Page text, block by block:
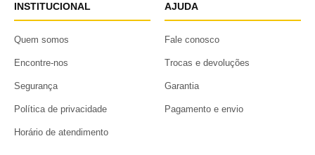
INSTITUCIONAL
Quem somos
Encontre-nos
Segurança
Política de privacidade
Horário de atendimento
AJUDA
Fale conosco
Trocas e devoluções
Garantia
Pagamento e envio